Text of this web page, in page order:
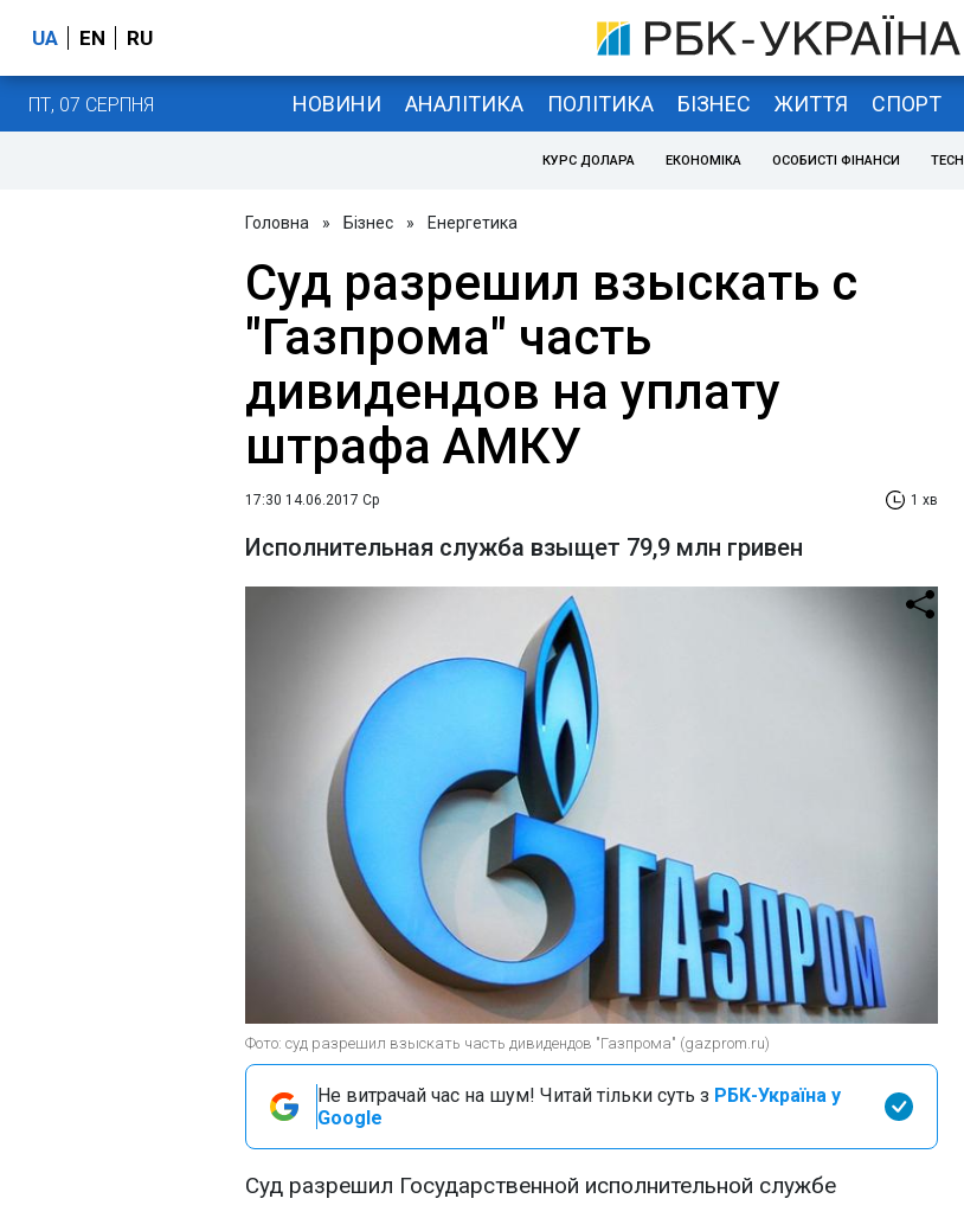
UA EN RU
ПТ, 07 СЕРПНЯ НОВИНИ АНАЛІТИКА ПОЛІТИКА БІЗНЕС ЖИТТЯ СПОРТ
КУРС ДОЛАРА ЕКОНОМІКА ОСОБИСТІ ФІНАНСИ TECH
Головна » Бізнес » Енергетика
Суд разрешил взыскать с
"Газпрома" часть
дивидендов на уплату
штрафа АМКУ
17:30 14.06.2017 Ср 1 хв
Исполнительная служба взыщет 79,9 млн гривен
Фото: суд разрешил взыскать часть дивидендов "Газпрома" (gazprom.ru)
Не витрачай час на шум! Читай тільки суть з РБК-Україна у
Google
Суд разрешил Государственной исполнительной службе